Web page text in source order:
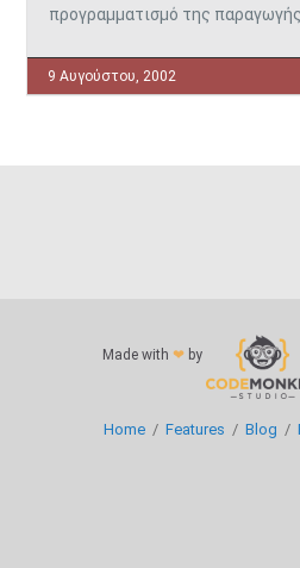
προγραμματισμό της
9 Αυγούστου, 2002
Made with ❤by
Home/ Features / Blog /